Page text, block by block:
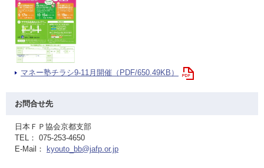
マネー塾チラシ9-11月開催（PDF/650.49KB）
お問合せ先
日本ＦＰ協会京都支部
TEL： 075-253-4650
E-Mail：
kyouto_bb@jafp.or.jp